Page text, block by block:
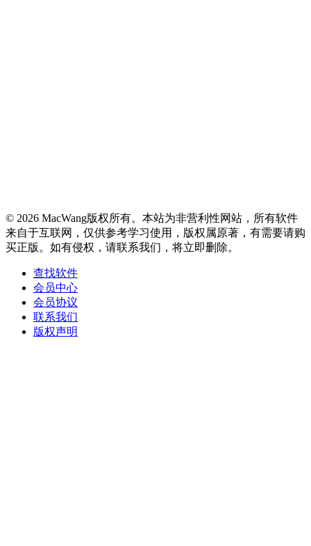
© 2026 MacWang版权所有。本站为非营利性网站，所有软件
来自于互联网，仅供参考学习使用，版权属原著，有需要请购
买正版。如有侵权，请联系我们，将立即删除。
查找软件
会员中心
会员协议
联系我们
版权声明